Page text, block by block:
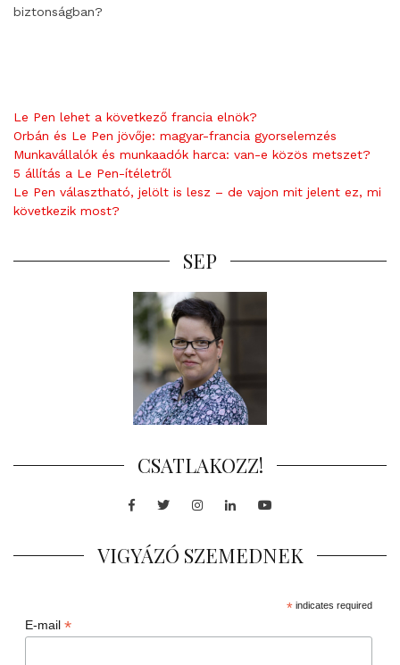
biztonságban?
Le Pen lehet a következő francia elnök?
Orbán és Le Pen jövője: magyar-francia gyorselemzés
Munkavállalók és munkaadók harca: van-e közös metszet?
5 állítás a Le Pen-ítéletről
Le Pen választható, jelölt is lesz – de vajon mit jelent ez, mi
következik most?
SEP
CSATLAKOZZ!
Facebook
TwitterInstagram
LinkedInYoutube
VIGYÁZÓ SZEMEDNEK
*indicates required
E-mail *